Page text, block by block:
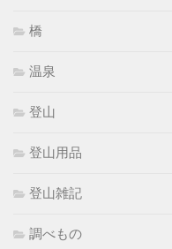
橋
温泉
登山
登山用品
登山雑記
調べもの